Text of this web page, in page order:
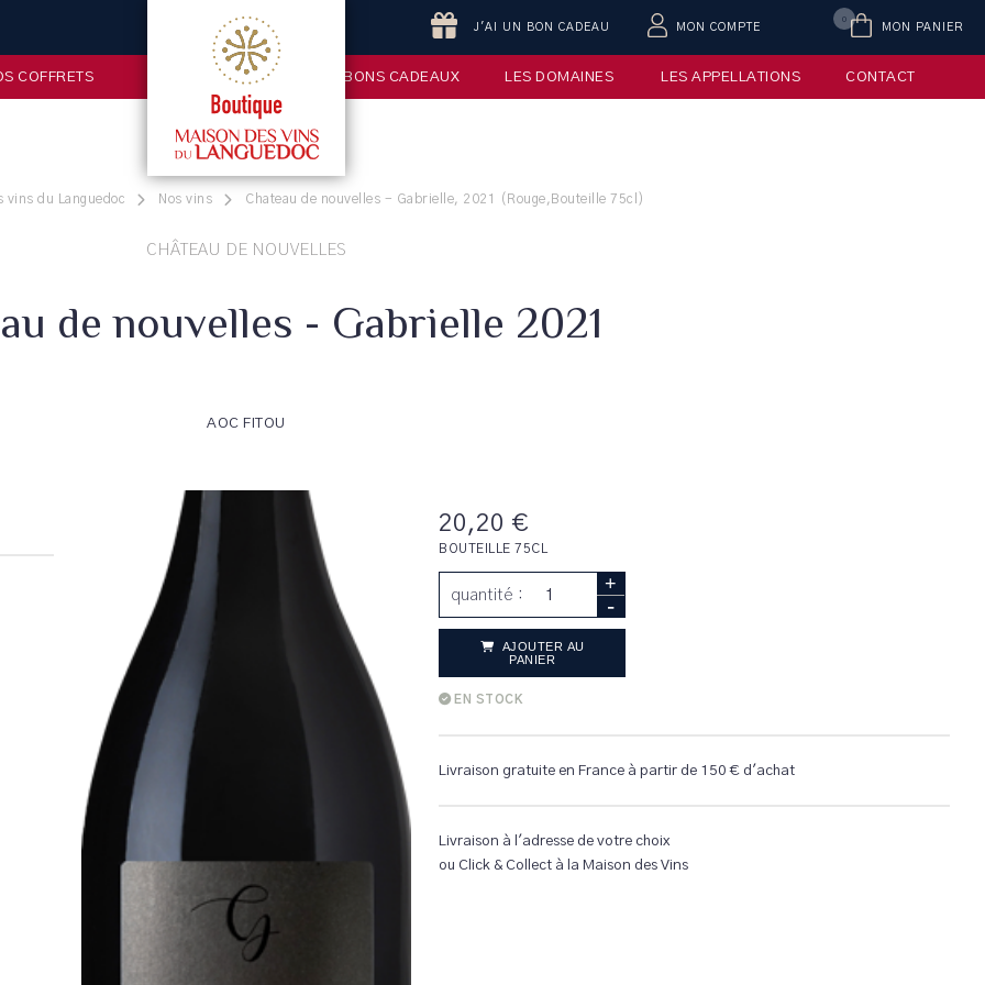
J'AI UN BON CADEAU MON COMPTE MON PANIER
0
COFFRETS BONS CADEAUX LES DOMAINES LES APPELLATIONS CONTACT
vins du Languedoc Nos vins Chateau de nouvelles - Gabrielle, 2021 (Rouge,Bouteille 75cl)
CHÂTEAU DE NOUVELLES
de nouvelles - Gabrielle 2021
AOC FITOU
20,20 €
BOUTEILLE 75CL
quantité : +
-
AJOUTER AU
PANIER
EN STOCK
Livraison gratuite en France à partir de 150 € d'achat
Livraison à l'adresse de votre choix
ou Click & Collect à la Maison des Vins